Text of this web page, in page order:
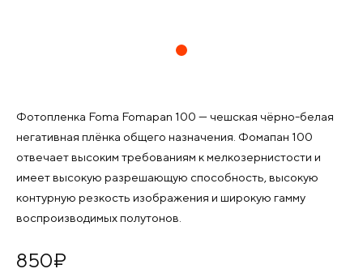
Фотопленка Foma Fomapan 100 — чешская чёрно-белая
негативная плёнка общего назначения. Фомапан 100
отвечает высоким требованиям к мелкозернистости и
имеет высокую разрешающую способность, высокую
контурную резкость изображения и широкую гамму
воспроизводимых полутонов.
850¤